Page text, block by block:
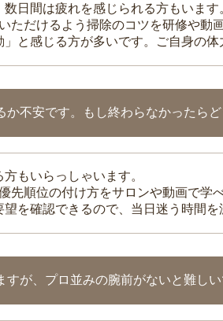
日間は疲れを感じられる方もいます
ただけるよう掃除のコツを研修や動
と感じる方が多いです。ご自身の
か不安です。もし終わらなかったら
もいらっしゃいます。
先順位の付け方をサロンや動画で学べ
を確認できるので、当日迷う時間を
すが、プロ並みの腕前がないと難しい